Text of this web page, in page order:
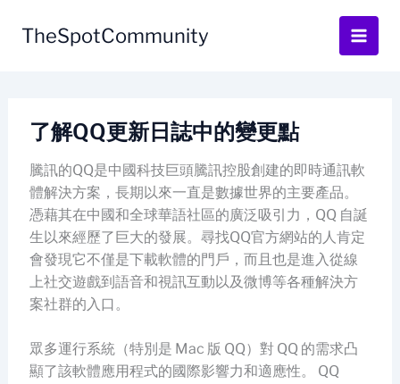
TheSpotCommunity
了解QQ更新日誌中的變更點
騰訊的QQ是中國科技巨頭騰訊控股創建的即時通訊軟
體解決方案，長期以來一直是數據世界的主要產品。
憑藉其在中國和全球華語社區的廣泛吸引力，QQ 自誕
生以來經歷了巨大的發展。尋找QQ官方網站的人肯定
會發現它不僅是下載軟體的門戶，而且也是進入從線
上社交遊戲到語音和視訊互動以及微博等各種解決方
案社群的入口。
眾多運行系統（特別是 Mac 版 QQ）對 QQ 的需求凸
顯了該軟體應用程式的國際影響力和適應性。 QQ